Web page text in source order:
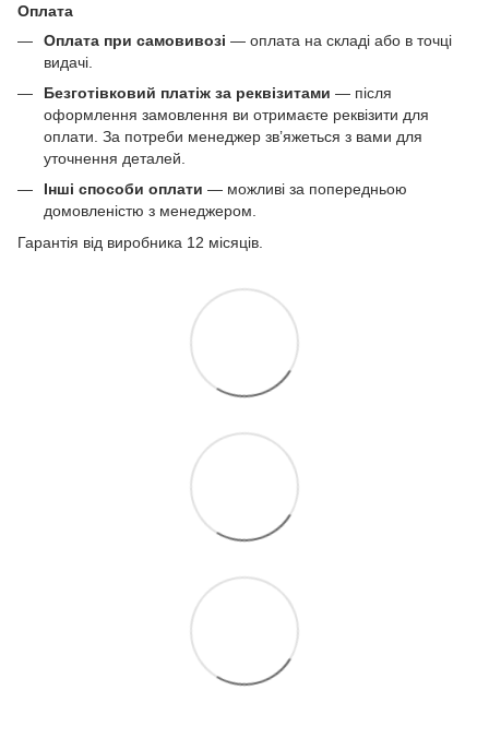
Оплата
Оплата при самовивозі — оплата на складі або в точці
видачі.
Безготівковий платіж за реквізитами — після
оформлення замовлення ви отримаєте реквізити для
оплати. За потреби менеджер зв’яжеться з вами для
уточнення деталей.
Інші способи оплати — можливі за попередньою
домовленістю з менеджером.
Гарантія від виробника 12 місяців.